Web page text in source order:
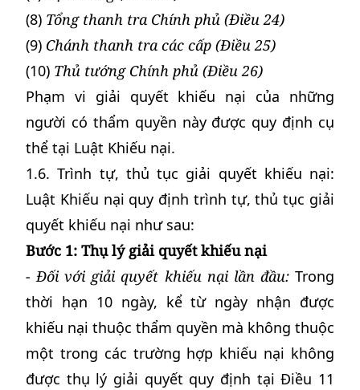
(8) Tổng thanh tra Chính phủ (Điều 24)
(9) Chánh thanh tra các cấp (Điều 25)
(10) Thủ tướng Chính phủ (Điều 26)
Phạm vi giải quyết khiếu nại của những
người có thẩm quyền này được quy định cụ
thể tại Luật Khiếu nại.
1.6. Trình tự, thủ tục giải quyết khiếu nại:
Luật Khiếu nại quy định trình tự, thủ tục giải
quyết khiếu nại như sau:
Bước 1: Thụ lý giải quyết khiếu nại
- Đối với giải quyết khiếu nại lần đầu:Trong
thời hạn 10 ngày, kể từ ngày nhận được
khiếu nại thuộc thẩm quyền mà không thuộc
một trong các trường hợp khiếu nại không
được thụ lý giải quyết quy định tại Điều 11